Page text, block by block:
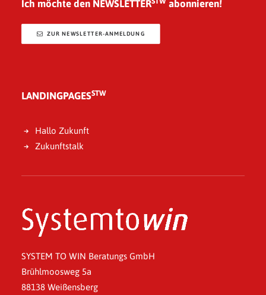
Ich möchte den NEWSLETTER abonnieren!
ZUR NEWSLETTER-ANMELDUNG
LANDINGPAGESSTW
Hallo Zukunft
Zukunftstalk
SYSTEM TO WIN Beratungs GmbH
Brühlmoosweg 5a
88138 Weißensberg